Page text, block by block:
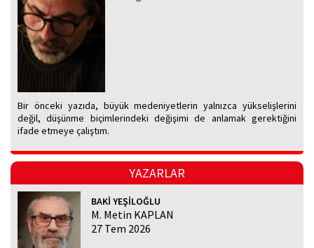
Bir önceki yazıda, büyük medeniyetlerin yalnızca yükselişlerini
değil, düşünme biçimlerindeki değişimi de anlamak gerektiğini
ifade etmeye çalıştım.
YAZARLAR
BAKİ YEŞİLOĞLU
M. Metin KAPLAN
27 Tem 2026